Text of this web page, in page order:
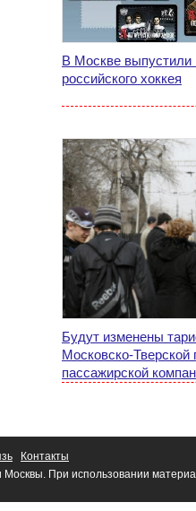
В Москве выпустили
российского хоккея
Будут изменены
Московско-Тверской
пассажирской
Контакты
При использовании